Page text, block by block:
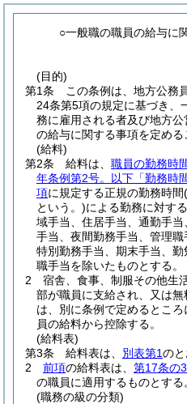
○一般職の職員の給与に
(目的)
第1条
この条例は、地方公務
24条第5項の規定に基づき、
務に雇用される者及び地方
の給与に関する事項を定める
(給料)
第2条
給料は、 職員の勤務時
年条例第2号。以下「勤務時
項に規定する正規の勤務時間
という。)による勤務に対す
域手当、住居手当、通勤手
手当、夜間勤務手当、管理
特別勤務手当、期末手当、
職手当を除いたものとする。
2
宿舎、食事、制服その他生
部が職員に支給され、又は
は、別に条例で定めるとこ
員の給料から控除する。
(給料表)
第3条
給料表は、 別表第1のと
2
前項の給料表は、 第17条の3
の職員に適用するものとする
(職務の級の分類)